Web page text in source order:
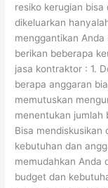
resiko kerugian
dikeluarkan
menggantikan
berikan beberapa
jasa kontraktor : 1.
berapa anggaran
memutuskan
menentukan jumlah
Bisa mendiskusikan
kebutuhan dan
memudahkan Anda
budget dan